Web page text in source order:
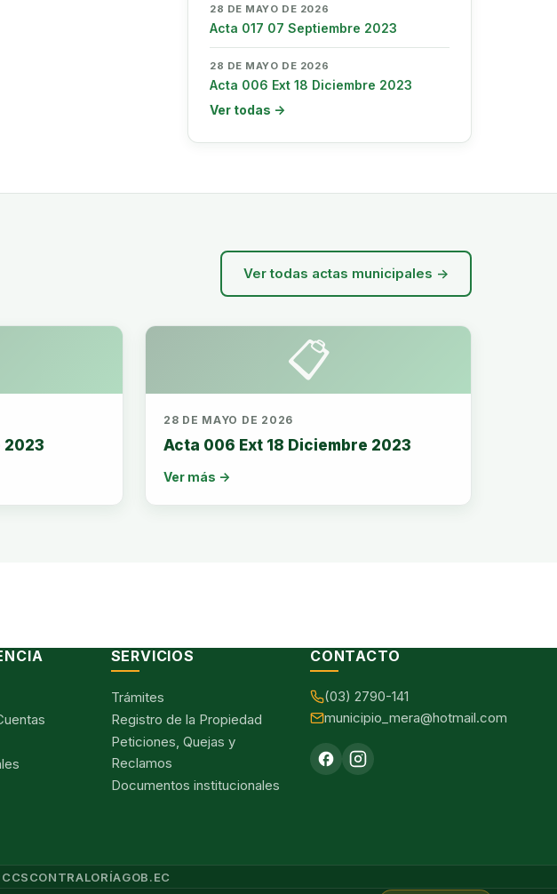
28 DE MAYO DE 2026
Acta 017 07 Septiembre 2023
28 DE MAYO DE 2026
Acta 006 Ext 18 Diciembre 2023
Ver todas →
Ver todas actas municipales →
2023
📋
28 DE MAYO DE 2026
Acta 006 Ext 18 Diciembre 2023
Ver más →
SERVICIOS
Trámites
Registro de la Propiedad
Peticiones, Quejas y
Reclamos
Documentos institucionales
CONTACTO
(03) 2790-141
municipio_mera@hotmail.com
CONTRALORÍAGOB.EC